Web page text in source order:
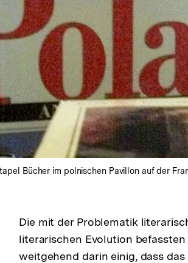
Bücher im polnischen Pavillon auf der
Die mit der Problematik
literarischen Evolution
weitgehend darin einig, dass